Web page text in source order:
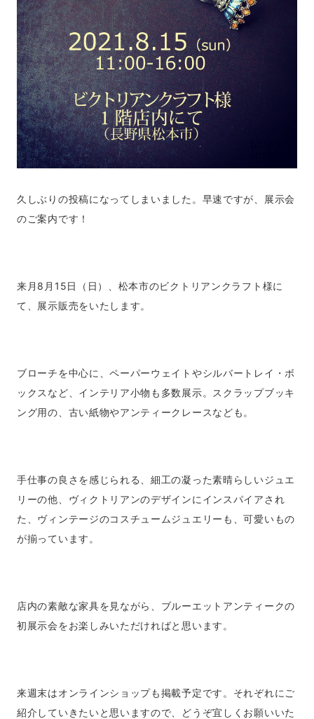
久しぶりの投稿になってしまいました。早速ですが、展示会
のご案内です！
来月8月15日（日）、松本市のビクトリアンクラフト様に
て、展示販売をいたします。
ブローチを中心に、ペーパーウェイトやシルバートレイ・ボ
ックスなど、インテリア小物も多数展示。スクラップブッキ
ング用の、古い紙物やアンティークレースなども。
手仕事の良さを感じられる、細工の凝った素晴らしいジュエ
リーの他、ヴィクトリアンのデザインにインスパイアされ
た、ヴィンテージのコスチュームジュエリーも、可愛いもの
が揃っています。
店内の素敵な家具を見ながら、ブルーエットアンティークの
初展示会をお楽しみいただければと思います。
来週末はオンラインショップも掲載予定です。それぞれにご
紹介していきたいと思いますので、どうぞ宜しくお願いいた